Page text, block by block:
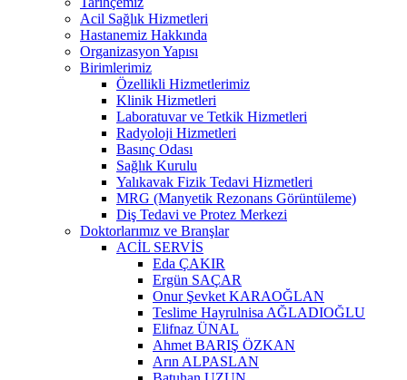
Acil Sağlık Hizmetleri
Hastanemiz Hakkında
Organizasyon Yapısı
Birimlerimiz
Özellikli Hizmetlerimiz
Klinik Hizmetleri
Laboratuvar ve Tetkik Hizmetleri
Radyoloji Hizmetleri
Basınç Odası
Sağlık Kurulu
Yalıkavak Fizik Tedavi Hizmetleri
MRG (Manyetik Rezonans Görüntüleme)
Diş Tedavi ve Protez Merkezi
Doktorlarımız ve Branşlar
ACİL SERVİS
Eda ÇAKIR
Ergün SAÇAR
Onur Şevket KARAOĞLAN
Teslime Hayrulnisa AĞLADIOĞLU
Elifnaz ÜNAL
Ahmet BARIŞ ÖZKAN
Arın ALPASLAN